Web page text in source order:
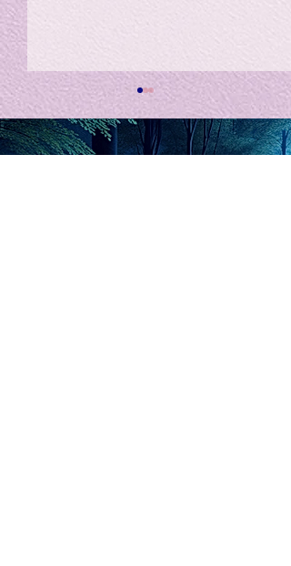
私の能力を、大幅に加速
chatGPTそれは、私をどこま